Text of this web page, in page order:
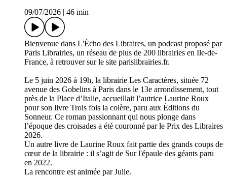
09/07/2026
46 min
Bienvenue dans L'Écho des Libraires, un podcast proposé par
Paris Librairies, un réseau de plus de 200 librairies en Ile-de-
France, à retrouver sur le site parislibrairies.fr.
Le 5 juin 2026 à 19h, la librairie Les Caractères, située 72
avenue des Gobelins à Paris dans le 13e arrondissement, tout
près de la Place d’Italie, accueillait l’autrice Laurine Roux
pour son livre Trois fois la colère, paru aux Éditions du
Sonneur. Ce roman passionnant qui nous plonge dans
l’époque des croisades a été couronné par le Prix des Libraires
2026.
Un autre livre de Laurine Roux fait partie des grands coups de
cœur de la librairie : il s’agit de Sur l'épaule des géants paru
en 2022.
La rencontre est animée par Julie.